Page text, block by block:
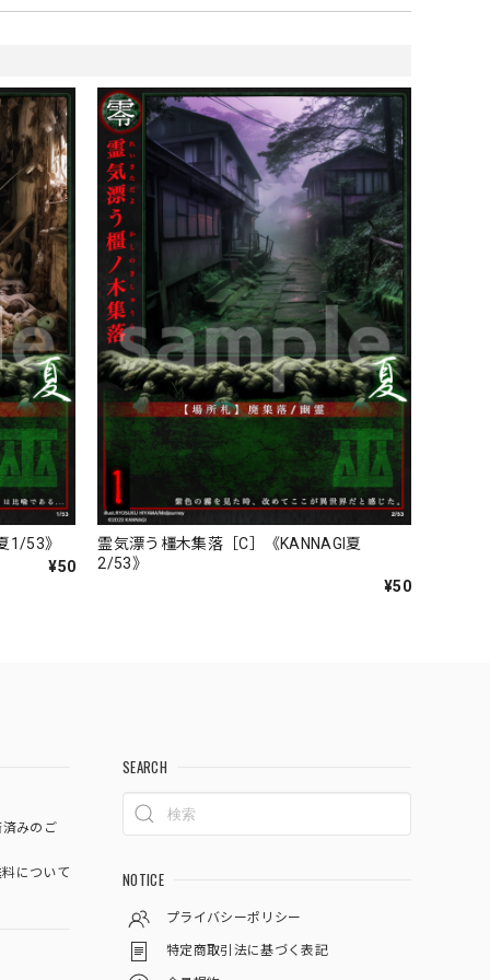
1/53》
¥50
霊気漂う橿木集落［C］《KANNAGI夏
2/53》
¥50
みのご
について
SEARCH
NOTICE
プライバシーポリシー
特定商取引法に基づく表記